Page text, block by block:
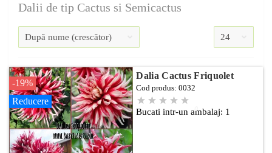
Dalii de tip Cactus si Semicactus
-19%
Reducere
Dalia Cactus Friquolet
Cod produs: 0032
0
Bucati intr-un ambalaj: 1